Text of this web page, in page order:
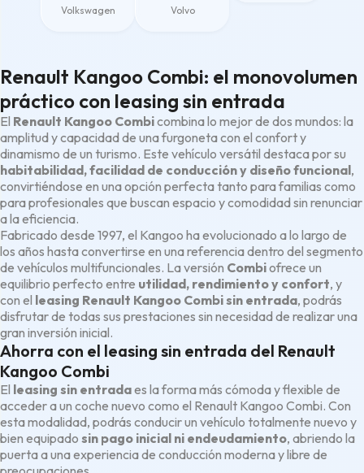
Volkswagen Volvo
Renault Kangoo Combi: el monovolumen
práctico con leasing sin entrada
El Renault Kangoo Combicombina lo mejor de dos mundos: la
amplitud y capacidad de una furgoneta con el confort y
dinamismo de un turismo. Este vehículo versátil destaca por su
habitabilidad, facilidad de conducción y diseño funcional,
convirtiéndose en una opción perfecta tanto para familias como
para profesionales que buscan espacio y comodidad sin renunciar
a la eficiencia.
Fabricado desde 1997, el Kangoo ha evolucionado a lo largo de
los años hasta convertirse en una referencia dentro del segmento
de vehículos multifuncionales. La versión Combiofrece un
equilibrio perfecto entre utilidad, rendimiento y confort, y
con el leasing Renault Kangoo Combi sin entrada, podrás
disfrutar de todas sus prestaciones sin necesidad de realizar una
gran inversión inicial.
Ahorra con el leasing sin entrada del Renault
Kangoo Combi
El leasing sin entradaes la forma más cómoda y flexible de
acceder a un coche nuevo como el Renault Kangoo Combi. Con
esta modalidad, podrás conducir un vehículo totalmente nuevo y
bien equipado sin pago inicial ni endeudamiento, abriendo la
puerta a una experiencia de conducción moderna y libre de